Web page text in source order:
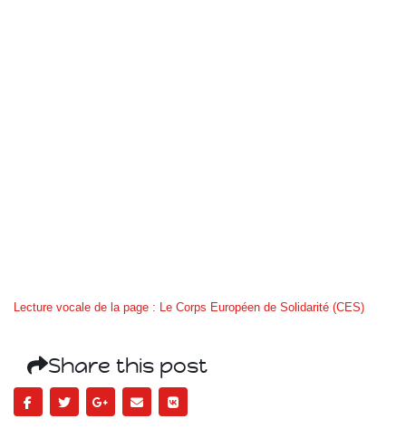
Lecture vocale de la page : Le Corps Européen de Solidarité (CES)
Share this post